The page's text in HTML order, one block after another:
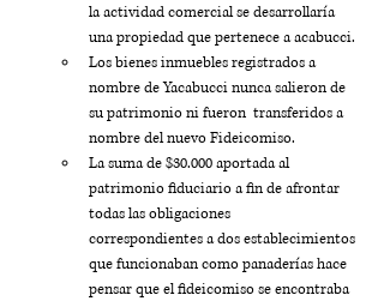
la actividad comercial se desarrollaría
una propiedad que pertenece a acabucci.
Los bienes inmuebles registrados a
nombre de Yacabucci nunca salieron de
su patrimonio ni fueron  transferidos a
nombre del nuevo Fideicomiso.
La suma de $30.000 aportada al
patrimonio fiduciario a fin de afrontar
todas las obligaciones
correspondientes a dos establecimientos
que funcionaban como panaderías hace
pensar que el fideicomiso se encontraba